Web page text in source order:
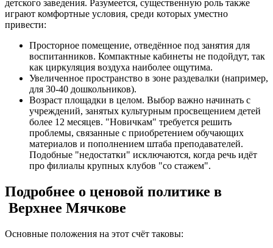
детского заведения. Разумеется, существенную роль также
играют комфортные условия, среди которых уместно
привести:
Просторное помещение, отведённое под занятия для
воспитанников. Компактные кабинеты не подойдут, так
как циркуляция воздуха наиболее ощутима.
Увеличенное пространство в зоне раздевалки (например,
для 30-40 дошкольников).
Возраст площадки в целом. Выбор важно начинать с
учреждений, занятых культурным просвещением детей
более 12 месяцев. "Новичкам" требуется решить
проблемы, связанные с приобретением обучающих
материалов и пополнением штаба преподавателей.
Подобные "недостатки" исключаются, когда речь идёт
про филиалы крупных клубов "со стажем".
Подробнее о ценовой политике в
Верхнее Мячкове
Основные положения на этот счёт таковы: